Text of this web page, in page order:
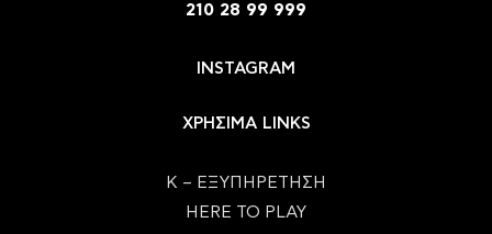
210 28 99 999
INSTAGRAM
ΧΡΗΣΙΜΑ LINKS
Κ – ΕΞΥΠΗΡΕΤΗΣΗ
HERE TO PLAY